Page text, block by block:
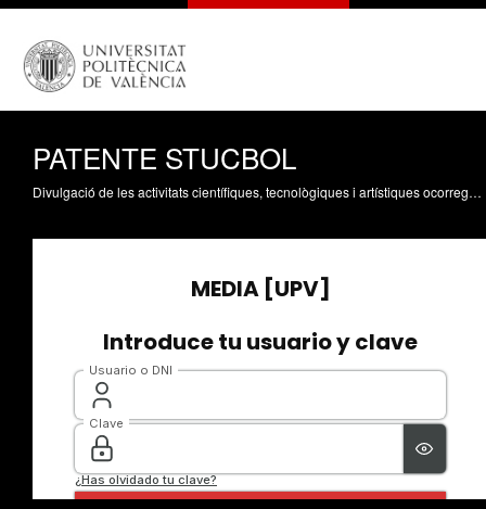
PATENTE STUCBOL
Divulgació de les activitats científiques, tecnològiques i artístiques ocorregudes en els tres campus de la UPV